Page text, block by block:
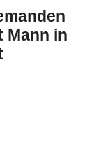
Mann in